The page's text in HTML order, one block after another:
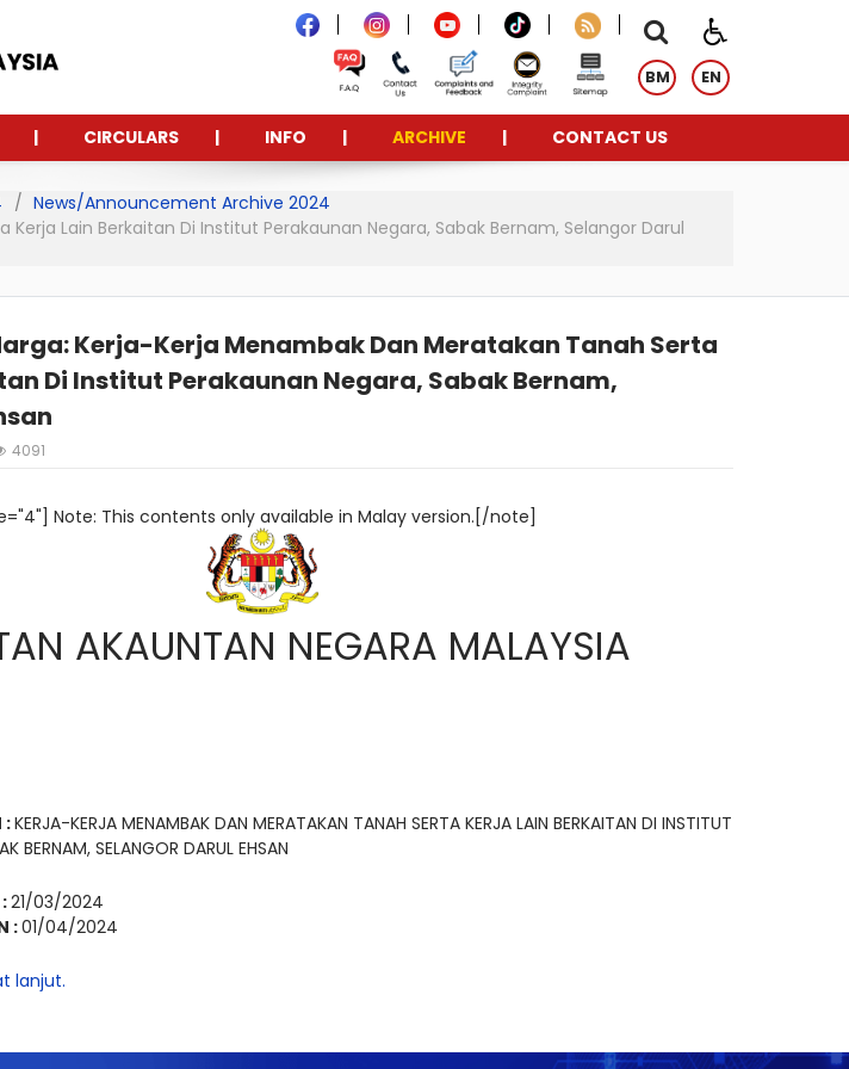
BM EN
CIRCULARS INFO ARCHIVE CONTACT US
News/Announcement Archive 2024
Lain Berkaitan Di Institut Perakaunan Negara, Sabak Bernam, Selangor Darul
Kerja-Kerja Menambak Dan Meratakan Tanah Serta
Di Institut Perakaunan Negara, Sabak Bernam,
4091
Note: This contents only available in Malay version.[/note]
AKAUNTAN NEGARA MALAYSIA
:KERJA-KERJA MENAMBAK DAN MERATAKAN TANAH SERTA KERJA LAIN BERKAITAN DI INSTITUT
BERNAM, SELANGOR DARUL EHSAN
21/03/2024
:01/04/2024
lanjut.